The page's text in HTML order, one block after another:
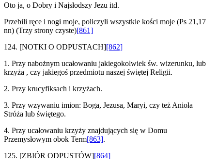
Oto ja, o Dobry i Najsłodszy Jezu itd.
Przebili ręce i nogi moje, policzyli wszystkie kości moje (Ps 21,17
nn) (Trzy strony czyste)[861]
124. [NOTKI O ODPUSTACH][862]
1. Przy nabożnym ucałowaniu jakiegokolwiek św. wizerunku, lub
krzyża , czy jakiegoś przedmiotu naszej świętej Religii.
2. Przy krucyfiksach i krzyżach.
3. Przy wzywaniu imion: Boga, Jezusa, Maryi, czy też Anioła
Stróża lub świętego.
4. Przy ucałowaniu krzyży znajdujących się w Domu
Przemysłowym obok Term[863].
125. [ZBIÓR ODPUSTÓW][864]